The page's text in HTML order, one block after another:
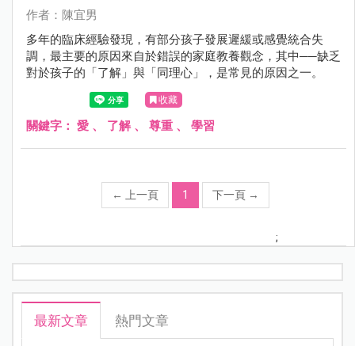
作者：陳宜男
多年的臨床經驗發現，有部分孩子發展遲緩或感覺統合失
調，最主要的原因來自於錯誤的家庭教養觀念，其中──缺乏
對於孩子的「了解」與「同理心」，是常見的原因之一。
收藏
關鍵字： 愛 、 了解、 尊重 、 學習
← 上一頁 1 下一頁 →
;
最新文章 熱門文章